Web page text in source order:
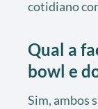
cotidiano
Qual a
bowl e
Sim, ambos